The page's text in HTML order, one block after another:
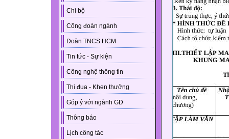
Chi bộ
Công đoàn ngành
Đoàn TNCS HCM
Tin tức - Sự kiện
Công nghệ thông tin
Thi đua - Khen thưởng
Góp ý với ngành GD
Thông báo
Lịch công tác